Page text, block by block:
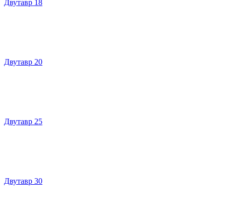
Двутавр 18
Двутавр 20
Двутавр 25
Двутавр 30